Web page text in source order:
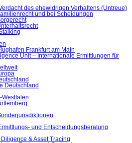
des ehewidrigen Verhaltens (Untreue)
und bei Scheidungen
Frankfurt am Main
Unit – Internationale Ermittlungen für
Deutschland
Westfalen
und Entscheidungsberatung
& Asset Tracing